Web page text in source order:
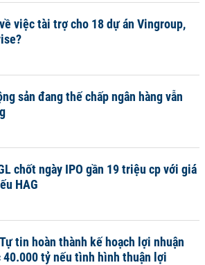
việc tài trợ cho 18 dự án Vingroup,
sản đang thế chấp ngân hàng vẫn
chốt ngày IPO gần 19 triệu cp với giá
HAG
tin hoàn thành kế hoạch lợi nhuận
40.000 tỷ nếu tình hình thuận lợi